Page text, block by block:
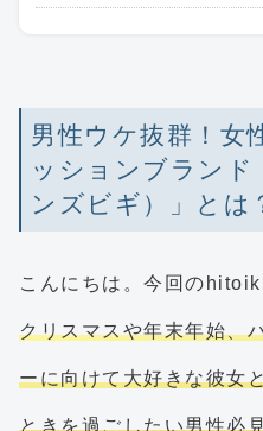
男性ウケ抜群！女
ッションブランド
ンズビギ）」とは
こんにちは。今回の
クリスマスや年末年始、
ーに向けて大好きな彼女
ときを過ごしたい男性必